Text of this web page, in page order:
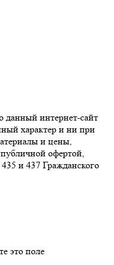
интернет-сайт
характер и ни при
и цены,
офертой,
и 437 Гражданского
это поле